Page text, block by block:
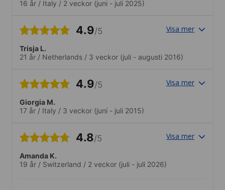
16 år / Italy / 2 veckor (juni - juli 2025)
4.9/5 Visa mer
Trisja L.
21 år / Netherlands / 3 veckor (juli - augusti 2016)
4.9/5 Visa mer
Giorgia M.
17 år / Italy / 3 veckor (juni - juli 2015)
4.8/5 Visa mer
Amanda K.
19 år / Switzerland / 2 veckor (juli - juli 2026)